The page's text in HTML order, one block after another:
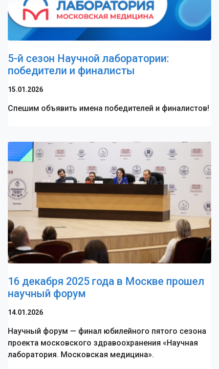
5-й сезон Научной лаборатории:
победители и финалисты
15.01.2026
Спешим объявить имена победителей и финалистов!
16 декабря 2025 года в Москве прошел
научный форум
14.01.2026
Научный форум — финал юбилейного пятого сезона
проекта московского здравоохранения «Научная
лаборатория. Московская медицина».